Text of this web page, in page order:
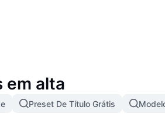
em alta
Preset De Título Grátis